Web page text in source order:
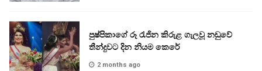
පුෂ්පිකාගේ රූ රැජින කිරුළ ගැලවූ නඩුවේ
තීන්දුවට දින නියම කෙරේ
2 months ago